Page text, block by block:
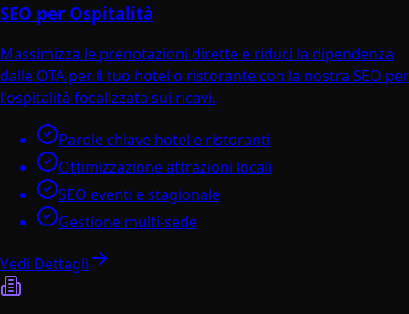
SEO per Ospitalità
Massimizza le prenotazioni dirette e riduci la dipendenza
dalle OTA per il tuo hotel o ristorante con la nostra SEO per
l'ospitalità focalizzata sui ricavi.
Parole chiave hotel e ristoranti
Ottimizzazione attrazioni locali
SEO eventi e stagionale
Gestione multi-sede
Vedi Dettagli